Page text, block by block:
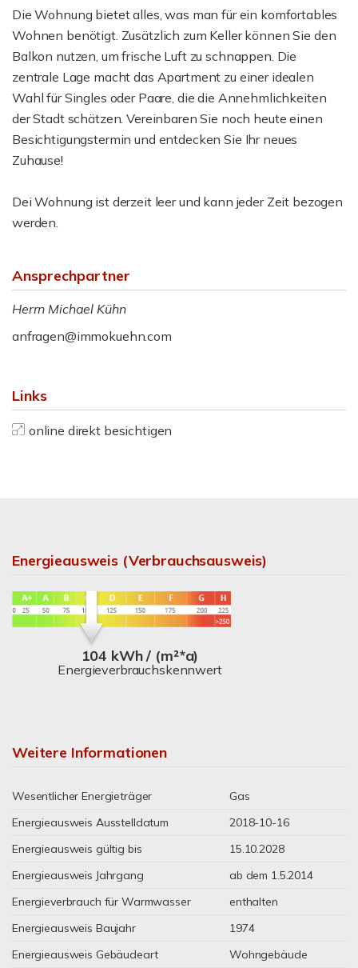
Die Wohnung bietet alles, was man für ein komfortables
Wohnen benötigt. Zusätzlich zum Keller können Sie den
Balkon nutzen, um frische Luft zu schnappen. Die
zentrale Lage macht das Apartment zu einer idealen
Wahl für Singles oder Paare, die die Annehmlichkeiten
der Stadt schätzen. Vereinbaren Sie noch heute einen
Besichtigungstermin und entdecken Sie Ihr neues
Zuhause!
Dei Wohnung ist derzeit leer und kann jeder Zeit bezogen
werden.
Ansprechpartner
Herrn Michael Kühn
anfragen@immokuehn.com
Links
online direkt besichtigen
Energieausweis (Verbrauchsausweis)
104 kWh / (m²*a)
Energieverbrauchskennwert
Weitere Informationen
Wesentlicher Energieträger
Gas
Energieausweis Ausstelldatum
2018-10-16
Energieausweis gültig bis
15.10.2028
Energieausweis Jahrgang
ab dem 1.5.2014
Energieverbrauch für Warmwasser
enthalten
Energieausweis Baujahr
1974
Energieausweis Gebäudeart
Wohngebäude